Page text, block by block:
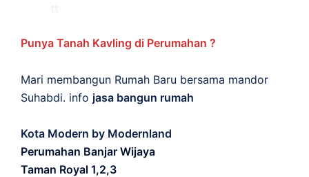
Punya Tanah Kavling di Perumahan ?
Mari membangun Rumah Baru bersama mandor
Suhabdi. info jasa bangun rumah
Kota Modern by Modernland
Perumahan Banjar Wijaya
Taman Royal 1,2,3